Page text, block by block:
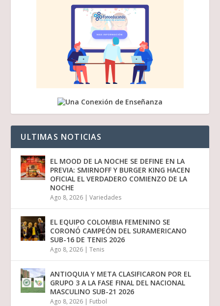
ULTIMAS NOTICIAS
EL MOOD DE LA NOCHE SE DEFINE EN LA
PREVIA: SMIRNOFF Y BURGER KING HACEN
OFICIAL EL VERDADERO COMIENZO DE LA
NOCHE
Ago 8, 2026 |Variedades
EL EQUIPO COLOMBIA FEMENINO SE
CORONÓ CAMPEÓN DEL SURAMERICANO
SUB-16 DE TENIS 2026
Ago 8, 2026 |Tenis
ANTIOQUIA Y META CLASIFICARON POR EL
GRUPO 3 A LA FASE FINAL DEL NACIONAL
MASCULINO SUB-21 2026
Ago 8, 2026 | Futbol